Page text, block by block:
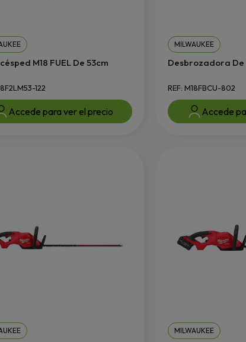
M18 FUEL De 53cm
122
Accede para ver el precio
MILWAUKEE
Desbrozadora
REF: M18FBCU-802
Accede
MILWAUKEE